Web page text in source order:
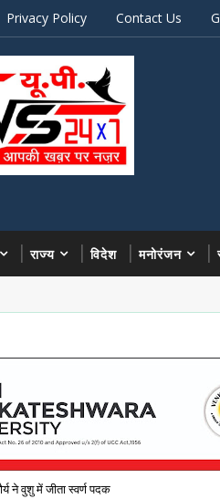
Privacy Policy Contact Us
राज्य विदेश मनोरंजन
ने वुशु में जीता स्वर्ण पदक